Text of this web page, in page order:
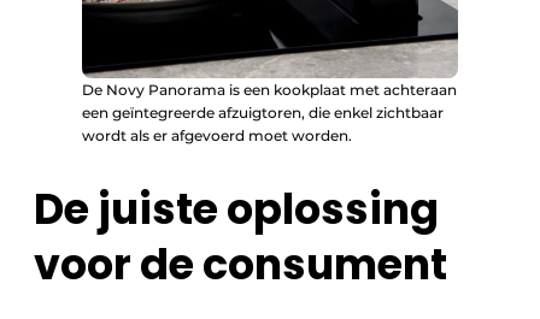
De Novy Panorama is een kookplaat met achteraan
een geïntegreerde afzuigtoren, die enkel zichtbaar
wordt als er afgevoerd moet worden.
De juiste oplossing
voor de consument